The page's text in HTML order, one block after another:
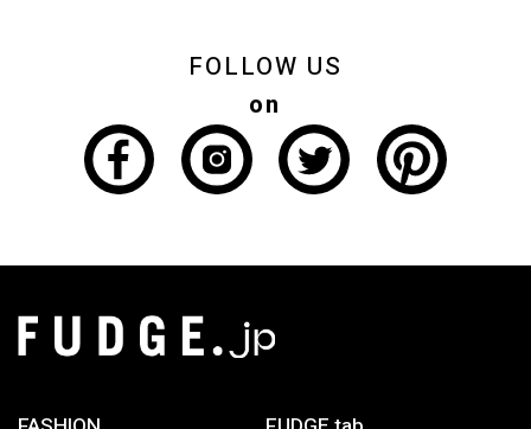
FOLLOW US
on